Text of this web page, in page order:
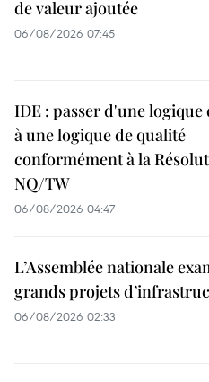
de valeur ajoutée
06/08/2026 07:45
IDE : passer d'une logique
à une logique de qualité
conformément à la
NQ/TW
06/08/2026 04:47
L’Assemblée nationale
grands projets
06/08/2026 02:33